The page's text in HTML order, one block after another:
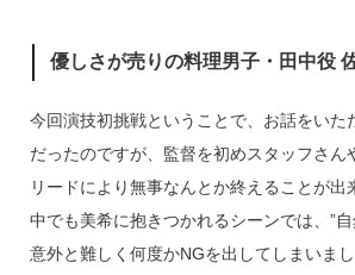
優しさが売りの料理男子・田中役
今回演技初挑戦ということで、お話をいた
だったのですが、監督を初めスタッフさん
リードにより無事なんとか終えることが出
中でも美希に抱きつかれるシーンでは、”自
意外と難しく何度かNGを出してしまいまし